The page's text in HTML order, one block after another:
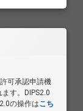
可承認申請機
す。DIPS2.0
の操作はこち